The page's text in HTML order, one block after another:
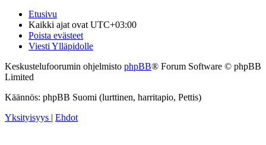
Etusivu
Kaikki ajat ovat UTC+03:00
Poista evästeet
Viesti Ylläpidolle
Keskustelufoorumin ohjelmisto phpBB® Forum Software © phpBB
Limited
Käännös: phpBB Suomi (lurttinen, harritapio, Pettis)
Yksityisyys | Ehdot